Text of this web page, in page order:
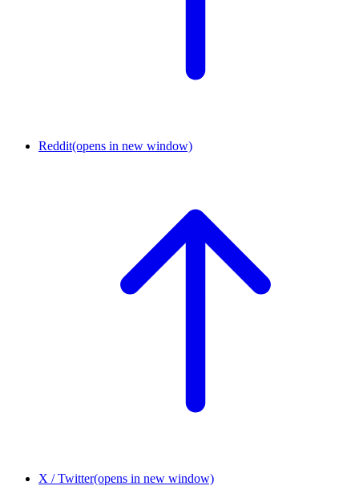
Reddit(opens in new window)
X / Twitter(opens in new window)